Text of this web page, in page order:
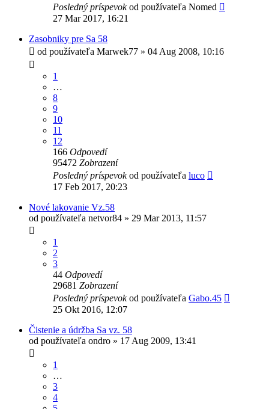
Posledný príspevokod používateľa Nomed
27 Mar 2017, 16:21
Zasobniky pre Sa 58
od používateľa Marwek77 » 04 Aug 2008, 10:16
1
…
8
9
10
11
12
166 Odpovedí
95472 Zobrazení
Posledný príspevokod používateľa luco
17 Feb 2017, 20:23
Nové lakovanie Vz.58
od používateľa netvor84 » 29 Mar 2013, 11:57
1
2
3
44 Odpovedí
29681 Zobrazení
Posledný príspevokod používateľa Gabo.45
25 Okt 2016, 12:07
Čistenie a údržba Sa vz. 58
od používateľa ondro » 17 Aug 2009, 13:41
1
…
3
4